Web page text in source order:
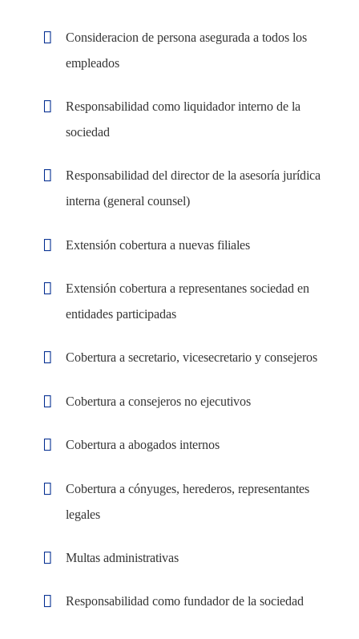
Consideracion de persona asegurada a todos los
empleados
Responsabilidad como liquidador interno de la
sociedad
Responsabilidad del director de la asesoría jurídica
interna (general counsel)
Extensión cobertura a nuevas filiales
Extensión cobertura a representanes sociedad en
entidades participadas
Cobertura a secretario, vicesecretario y consejeros
Cobertura a consejeros no ejecutivos
Cobertura a abogados internos
Cobertura a cónyuges, herederos, representantes
legales
Multas administrativas
Responsabilidad como fundador de la sociedad
Empresas
Particulares
Mapa del Sitio